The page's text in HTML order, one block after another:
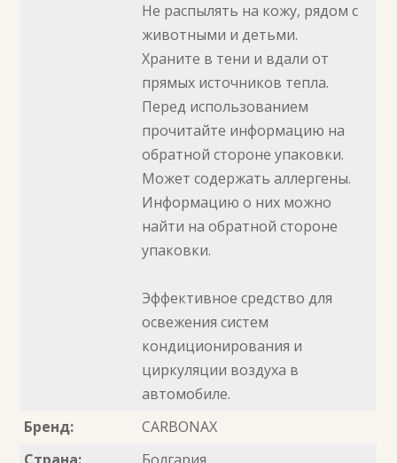
Не распылять на кожу, рядом с
животными и детьми.
Храните в тени и вдали от
прямых источников тепла.
Перед использованием
прочитайте информацию на
обратной стороне упаковки.
Может содержать аллергены.
Информацию о них можно
найти на обратной стороне
упаковки.
Эффективное средство для
освежения систем
кондиционирования и
циркуляции воздуха в
автомобиле.
Бренд:
CARBONAX